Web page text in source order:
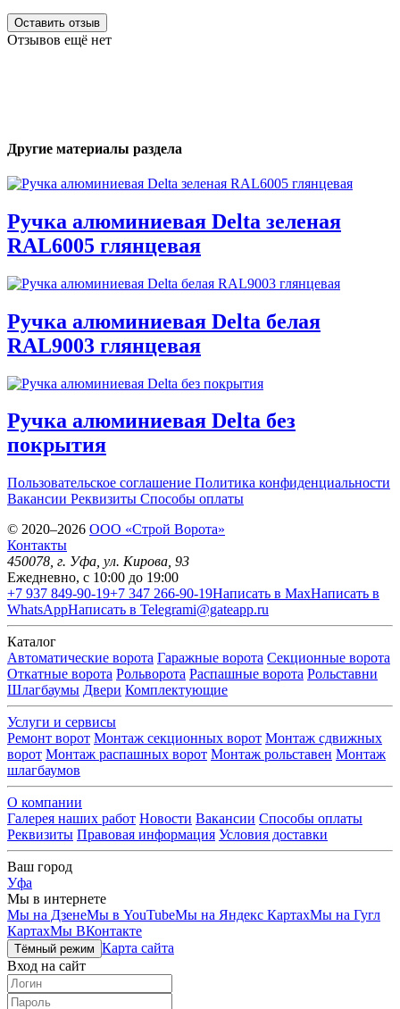
Оставить отзыв
Отзывов ещё нет
Другие материалы раздела
Ручка алюминиевая Delta зеленая
RAL6005 глянцевая
Ручка алюминиевая Delta белая
RAL9003 глянцевая
Ручка алюминиевая Delta без
покрытия
Пользовательское соглашение Политика конфиденциальности
Вакансии Реквизиты Способы оплаты
© 2020–2026 OOO «Строй Ворота»
Контакты
450078 , г. Уфа ул. Кирова, 93
Ежедневно, с 10:00 до 19:00
+7 937 849-90-19+7 347 266-90-19Написать в MaxНаписать в
WhatsAppНаписать в Telegrami@gateapp.ru
Каталог
Автоматические ворота Гаражные ворота Секционные ворота
Откатные ворота Рольворота Распашные ворота Рольставни
Шлагбаумы Двери Комплектующие
Услуги и сервисы
Ремонт ворот Монтаж секционных ворот Монтаж сдвижных
ворот Монтаж распашных ворот Монтаж рольставен Монтаж
шлагбаумов
О компании
Галерея наших работ Новости Вакансии Способы оплаты
Реквизиты Правовая информация Условия доставки
Ваш город
Уфа
Мы в интернете
Мы на ДзенеМы в YouTubeМы на Яндекс КартахМы на Гугл
КартахМы ВКонтакте
Тёмный режим Карта сайта
Вход на сайт